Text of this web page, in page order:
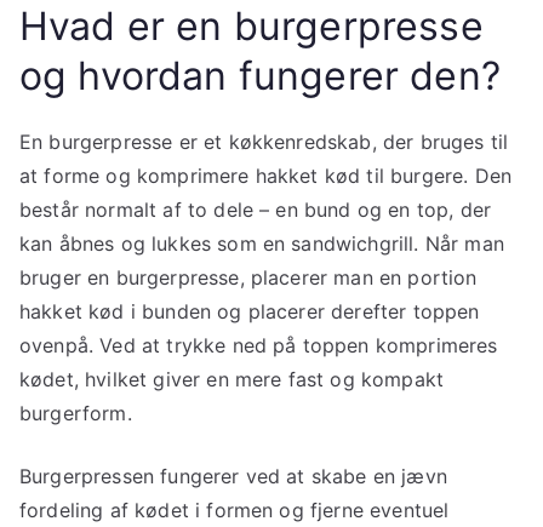
Hvad er en burgerpresse
og hvordan fungerer den?
En burgerpresse er et køkkenredskab, der bruges til
at forme og komprimere hakket kød til burgere. Den
består normalt af to dele – en bund og en top, der
kan åbnes og lukkes som en sandwichgrill. Når man
bruger en burgerpresse, placerer man en portion
hakket kød i bunden og placerer derefter toppen
ovenpå. Ved at trykke ned på toppen komprimeres
kødet, hvilket giver en mere fast og kompakt
burgerform.
Burgerpressen fungerer ved at skabe en jævn
fordeling af kødet i formen og fjerne eventuel